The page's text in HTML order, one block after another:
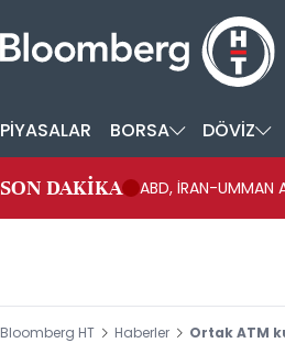
PİYASALAR BORSA DÖVİZ
SON DAKİKA ABD, İRAN-UMMAN
Bloomberg HT Haberler Ortak ATM